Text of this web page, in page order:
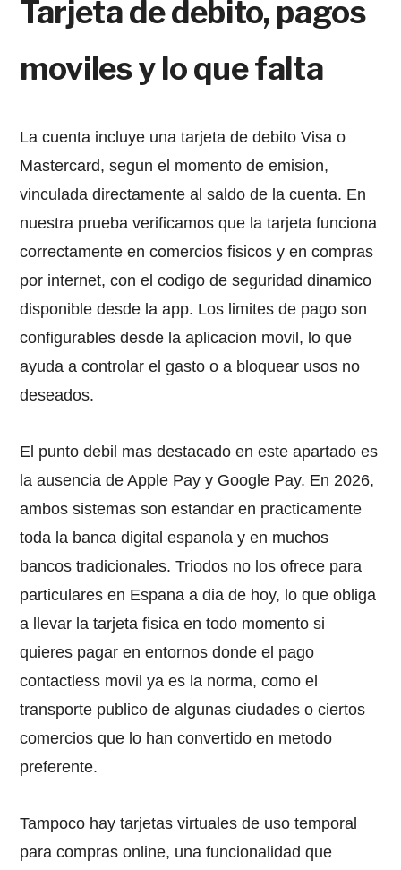
Tarjeta de debito, pagos
moviles y lo que falta
La cuenta incluye una tarjeta de debito Visa o
Mastercard, segun el momento de emision,
vinculada directamente al saldo de la cuenta. En
nuestra prueba verificamos que la tarjeta funciona
correctamente en comercios fisicos y en compras
por internet, con el codigo de seguridad dinamico
disponible desde la app. Los limites de pago son
configurables desde la aplicacion movil, lo que
ayuda a controlar el gasto o a bloquear usos no
deseados.
El punto debil mas destacado en este apartado es
la ausencia de Apple Pay y Google Pay. En 2026,
ambos sistemas son estandar en practicamente
toda la banca digital espanola y en muchos
bancos tradicionales. Triodos no los ofrece para
particulares en Espana a dia de hoy, lo que obliga
a llevar la tarjeta fisica en todo momento si
quieres pagar en entornos donde el pago
contactless movil ya es la norma, como el
transporte publico de algunas ciudades o ciertos
comercios que lo han convertido en metodo
preferente.
Tampoco hay tarjetas virtuales de uso temporal
para compras online, una funcionalidad que